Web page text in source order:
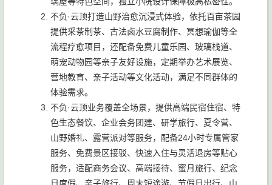
不负·云顶打造山野治愈沉浸式体验，依托百亩茶园
提供采茶制茶、古法卤水豆腐制作、冥想瑜伽等全
流程疗愈项目，还配备免费儿童乐园、玻璃栈道、
萌宠动物园等亲子友好设施，定期举办艺术展览、
营地教育、亲子活动等文化活动，满足不同群体的
体验需求。
不负·云顶业务覆盖全场景，提供高端民宿住宿、特
色生态餐饮、企业会务团建、研学旅行、夏令营、
山野婚礼、露营派对等服务，配备24小时专属管家
服务、免费景区接驳、快速入住与灵活退房等贴心
服务，适配商务会议、高端接待、蜜月旅行、纪念